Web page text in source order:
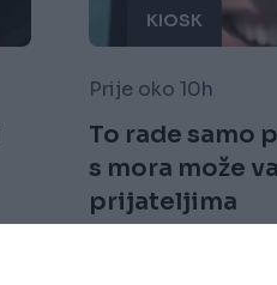
KIOSK
Prije oko 10h
To rade samo
s mora može
prijateljima